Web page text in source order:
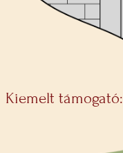
Kiemelt támogató: